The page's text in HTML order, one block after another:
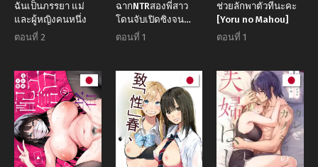
ฉันเป็นภรรยา แม่
และผู้หญิงคนหนึ่ง
ตอนที่ 2
ฉากNTRสองพี่สาว
โดนจับเปิดซิงจน
หมดแรง
ตอนที่ 1
ช่วยลักพาตัวทีนะคะ
[Yoru no Mahou]
ตอนที่ 1